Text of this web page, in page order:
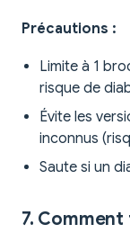
Précautions :
Limite à 1
risque de
Évite les
inconnus
Saute si un
7.